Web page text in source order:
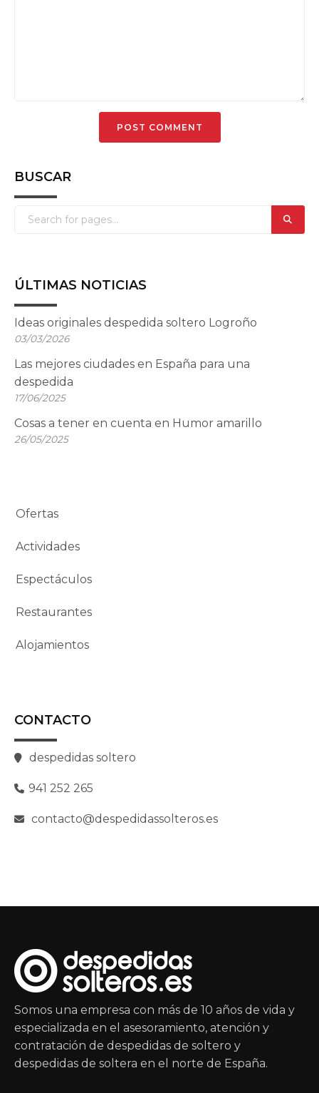
BUSCAR
ÚLTIMAS NOTICIAS
Ideas originales despedida soltero Logroño
03/03/2026
Las mejores ciudades en España para una
despedida
17/06/2025
Cosas a tener en cuenta en Humor amarillo
26/05/2025
Ofertas
Actividades
Espectáculos
Restaurantes
Alojamientos
CONTACTO
despedidas soltero
941 252 265
contacto@despedidassolteros.es
Somos una empresa con más de 10 años de vida y
especializada en el asesoramiento, atención y
contratación de despedidas de soltero y
despedidas de soltera en el norte de España.